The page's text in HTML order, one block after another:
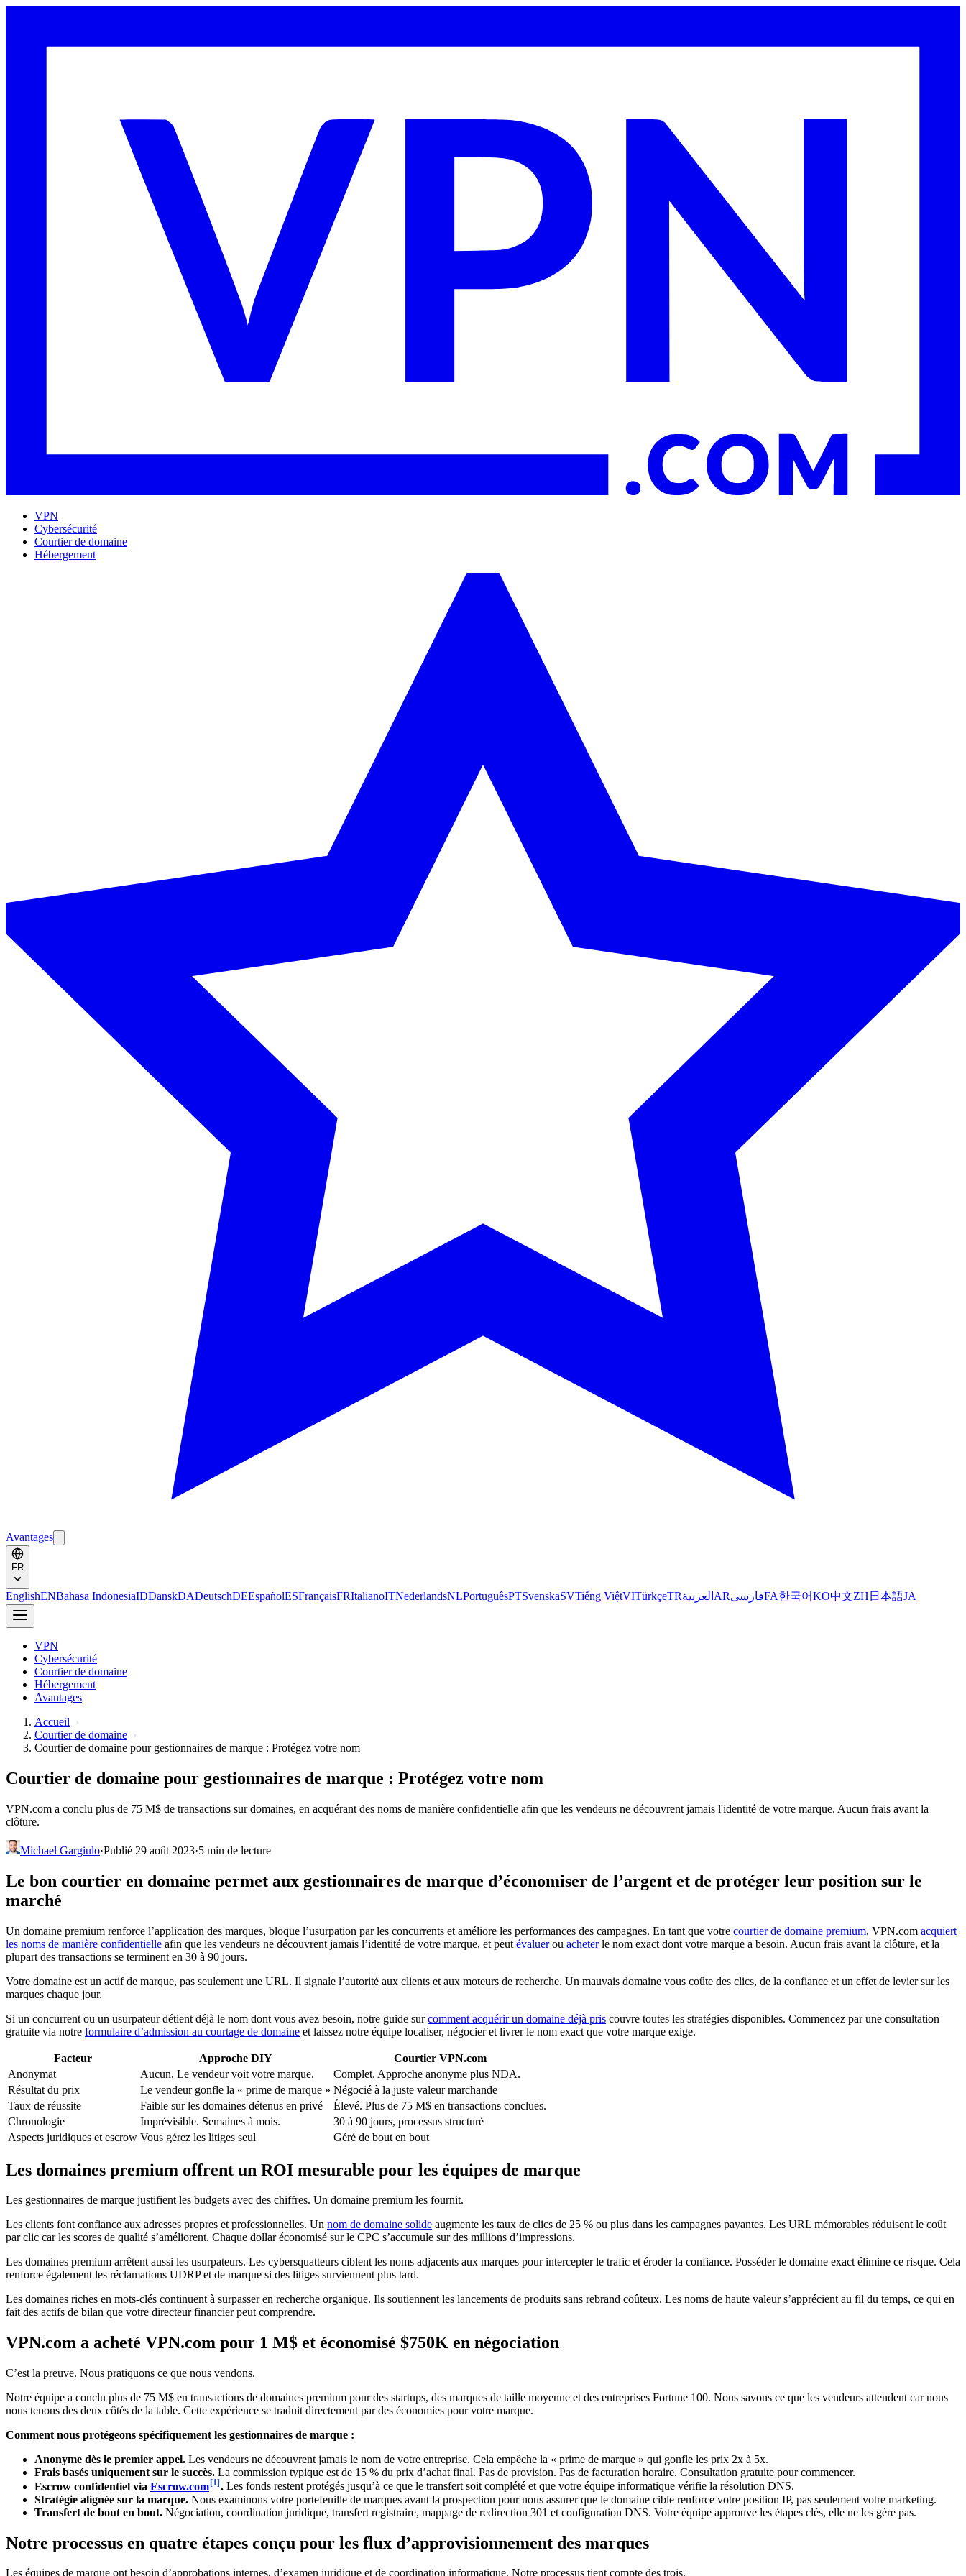
VPN
Cybersécurité
Courtier de domaine
Hébergement
Avantages
FR
EnglishENBahasa IndonesiaIDDanskDADeutschDEEspañolESFrançaisFRItalianoITNederlandsNLPortuguêsPTSvenskaSVTiếng ViệtVITürkçeTRالعربية ARفارسیFA한국어KO中文ZH 日本語JA
VPN
Cybersécurité
Courtier de domaine
Hébergement
Avantages
Accueil
Courtier de domaine
Courtier de domaine pour gestionnaires de marque : Protégez votre nom
Courtier de domaine pour gestionnaires de marque : Protégez votre nom
VPN.com a conclu plus de 75 M$ de transactions sur domaines, en acquérant des noms de manière confidentielle afin que les vendeurs ne découvrent jamais l'identité de votre marque. Aucun frais avant la
clôture.
Michael Gargiulo·Publié 29 août 2023·5 min de lecture
Le bon courtier en domaine permet aux gestionnaires de marque d’économiser de l’argent et de protéger leur position sur le
marché
Un domaine premium renforce l’application des marques, bloque l’usurpation par les concurrents et améliore les performances des campagnes. En tant que votre courtier de domaine premium, VPN.com acquiert
les noms de manière confidentielle afin que les vendeurs ne découvrent jamais l’identité de votre marque, et peut évaluerou acheterle nom exact dont votre marque a besoin. Aucun frais avant la clôture, et la
plupart des transactions se terminent en 30 à 90 jours.
Votre domaine est un actif de marque, pas seulement une URL. Il signale l’autorité aux clients et aux moteurs de recherche. Un mauvais domaine vous coûte des clics, de la confiance et un effet de levier sur les
marques chaque jour.
Si un concurrent ou un usurpateur détient déjà le nom dont vous avez besoin, notre guide surcomment acquérir un domaine déjà pris couvre toutes les stratégies disponibles. Commencez par une consultation
gratuite via notre formulaire d’admission au courtage de domaine et laissez notre équipe localiser, négocier et livrer le nom exact que votre marque exige.
Facteur Approche DIY
Courtier VPN.com
Anonymat
Aucun. Le vendeur voit votre marque.
Complet. Approche anonyme plus NDA.
Résultat du prix
Le vendeur gonfle la « prime de marque » Négocié à la juste valeur marchande
Taux de réussite
Faible sur les domaines détenus en privé
Élevé. Plus de 75 M$ en transactions conclues.
Chronologie
Imprévisible. Semaines à mois.
30 à 90 jours, processus structuré
Aspects juridiques et escrow Vous gérez les litiges seul Géré de bout en bout
Les domaines premium offrent un ROI mesurable pour les équipes de marque
Les gestionnaires de marque justifient les budgets avec des chiffres. Un domaine premium les fournit.
Les clients font confiance aux adresses propres et professionnelles. Un nom de domaine solide augmente les taux de clics de 25 % ou plus dans les campagnes payantes. Les URL mémorables réduisent le coût
par clic car les scores de qualité s’améliorent. Chaque dollar économisé sur le CPC s’accumule sur des millions d’impressions.
Les domaines premium arrêtent aussi les usurpateurs. Les cybersquatteurs ciblent les noms adjacents aux marques pour intercepter le trafic et éroder la confiance. Posséder le domaine exact élimine ce risque. Cela
renforce également les réclamations UDRP et de marque si des litiges surviennent plus tard.
Les domaines riches en mots-clés continuent à surpasser en recherche organique. Ils soutiennent les lancements de produits sans rebrand coûteux. Les noms de haute valeur s’apprécient au fil du temps, ce qui en
fait des actifs de bilan que votre directeur financier peut comprendre.
VPN.com a acheté VPN.com pour 1 M$ et économisé $750K en négociation
C’est la preuve. Nous pratiquons ce que nous vendons.
Notre équipe a conclu plus de 75 M$ en transactions de domaines premium pour des startups, des marques de taille moyenne et des entreprises Fortune 100. Nous savons ce que les vendeurs attendent car nous
nous tenons des deux côtés de la table. Cette expérience se traduit directement par des économies pour votre marque.
Comment nous protégeons spécifiquement les gestionnaires de marque :
Anonyme dès le premier appel. Les vendeurs ne découvrent jamais le nom de votre entreprise. Cela empêche la « prime de marque » qui gonfle les prix 2x à 5x.
Frais basés uniquement sur le succès. La commission typique est de 15 % du prix d’achat final. Pas de provision. Pas de facturation horaire. Consultation gratuite pour commencer.
Escrow confidentiel via Escrow.com [1] . Les fonds restent protégés jusqu’à ce que le transfert soit complété et que votre équipe informatique vérifie la résolution DNS.
Stratégie alignée sur la marque. Nous examinons votre portefeuille de marques avant la prospection pour nous assurer que le domaine cible renforce votre position IP, pas seulement votre marketing.
Transfert de bout en bout. Négociation, coordination juridique, transfert registraire, mappage de redirection 301 et configuration DNS. Votre équipe approuve les étapes clés, elle ne les gère pas.
Notre processus en quatre étapes conçu pour les flux d’approvisionnement des marques
Les équipes de marque ont besoin d’approbations internes, d’examen juridique et de coordination informatique. Notre processus tient compte des trois.